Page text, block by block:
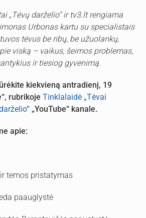
„Tėvų darželio“ ir tv3.lt rengiama
Urbonas kartu su specialistais
tėvus be ribų, be užuolankų,
viską – vaikus, šeimos problemas,
ir tiesiog gyvenimą.
kiekvieną antradienį, 19
rubrikoje Tinklalaidė „Tėvai
„YouTube“ kanale.
apie:
temos pristatymas
paauglystė